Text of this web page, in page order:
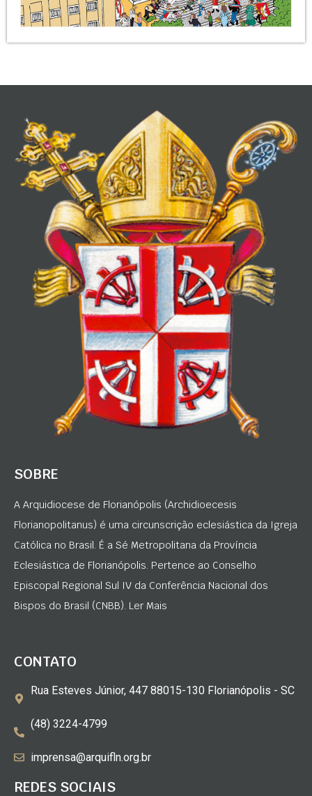
SOBRE
A Arquidiocese de Florianópolis (Archidioecesis
Florianopolitanus) é uma circunscrição eclesiástica da Igreja
Católica no Brasil. É a Sé Metropolitana da Província
Eclesiástica de Florianópolis. Pertence ao Conselho
Episcopal Regional Sul IV da Conferência Nacional dos
Bispos do Brasil (CNBB). Ler Mais
CONTATO
Rua Esteves Júnior, 447 88015-130 Florianópolis - SC
(48) 3224-4799
imprensa@arquifln.org.br
REDES SOCIAIS